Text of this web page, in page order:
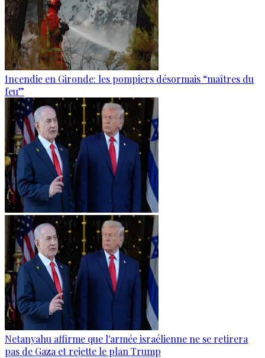
Incendie en Gironde: les pompiers désormais “maîtres du
feu”
Netanyahu affirme que l'armée israélienne ne se retirera
pas de Gaza et rejette le plan Trump